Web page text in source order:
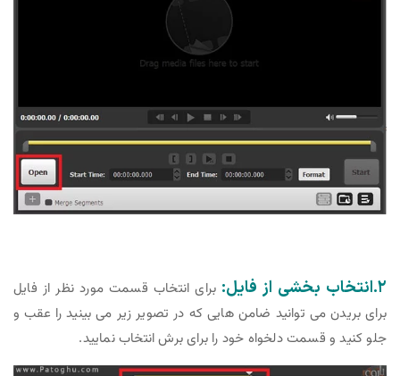
۲.انتخاب بخشی از فایل:
برای انتخاب قسمت مورد نظر از فایل
برای بریدن می توانید ضامن هایی که در تصویر زیر می بینید را عقب و
جلو کنید و قسمت دلخواه خود را برای برش انتخاب نمایید.